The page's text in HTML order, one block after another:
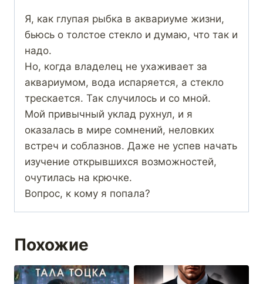
Я, как глупая рыбка в аквариуме жизни,
бьюсь о толстое стекло и думаю, что так и
надо.
Но, когда владелец не ухаживает за
аквариумом, вода испаряется, а стекло
трескается. Так случилось и со мной.
Мой привычный уклад рухнул, и я
оказалась в мире сомнений, неловких
встреч и соблазнов. Даже не успев начать
изучение открывшихся возможностей,
очутилась на крючке.
Вопрос, к кому я попала?
Похожие